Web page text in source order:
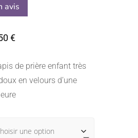
avis
€Plage
prix :
6,50 €
à
7,50 €
de prière enfant très
en velours d’une